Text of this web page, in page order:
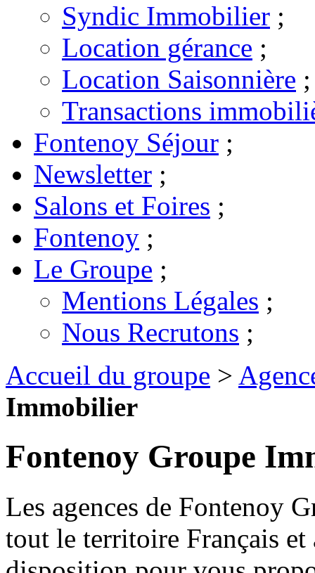
Syndic Immobilier ;
Location gérance ;
Location Saisonnière ;
Transactions
Fontenoy Séjour ;
Newsletter ;
Salons et Foires ;
Fontenoy ;
Le Groupe ;
Mentions Légales ;
Nous Recrutons ;
Accueil du groupe >
Immobilier
Fontenoy Groupe
Les agences de Fontenoy
tout le territoire Français